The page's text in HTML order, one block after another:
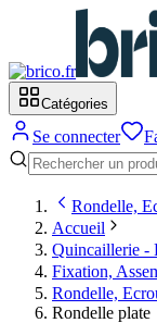
Catégories
Se connecter
Rondelle,
Accueil
Quincaillerie -
Fixation,
Rondelle,
Rondelle plate